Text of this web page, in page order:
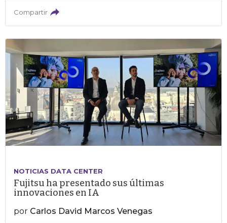
Compartir
NOTICIAS DATA CENTER
Fujitsu ha presentado sus últimas
innovaciones en IA
por Carlos David Marcos Venegas